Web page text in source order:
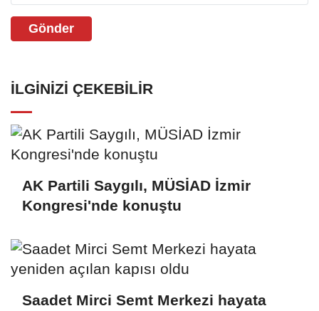
Gönder
İLGINIZI ÇEKEBILIR
AK Partili Saygılı, MÜSİAD İzmir
Kongresi'nde konuştu
Saadet Mirci Semt Merkezi hayata